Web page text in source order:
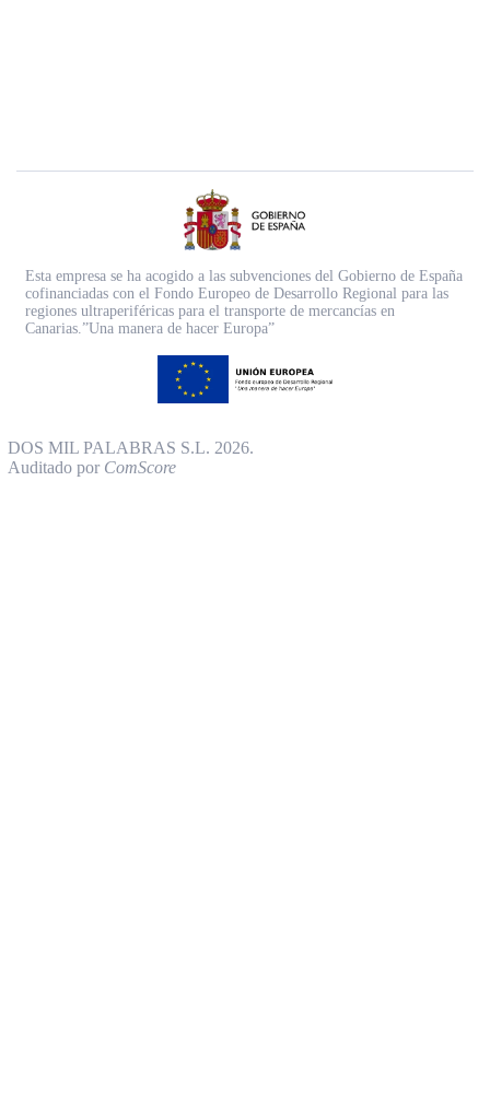
Esta empresa se ha acogido a las subvenciones del Gobierno de España
cofinanciadas con el Fondo Europeo de Desarrollo Regional para las
regiones ultraperiféricas para el transporte de mercancías en
Canarias.”Una manera de hacer Europa”
DOS MIL PALABRAS S.L. 2026.
Auditado por ComScore